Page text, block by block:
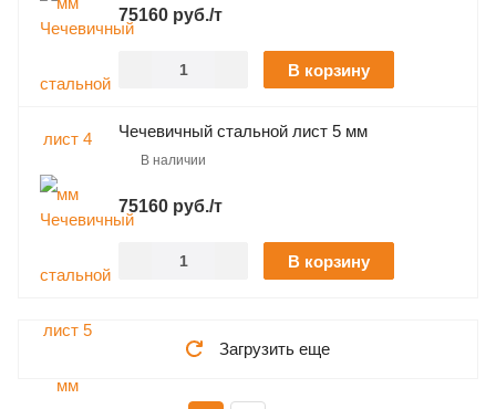
75160 руб./т
В корзину
Чечевичный стальной лист 5 мм
В наличии
75160 руб./т
В корзину
Загрузить еще